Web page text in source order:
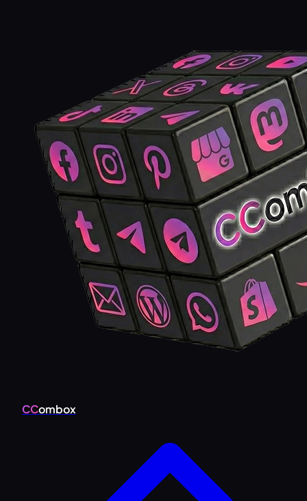
CCombox